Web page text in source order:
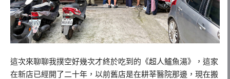
這次來聊聊我撲空好幾次才終於吃到的《超人鱸魚湯》，這家
在新店已經開了二十年，以前舊店是在耕莘醫院那邊，現在搬